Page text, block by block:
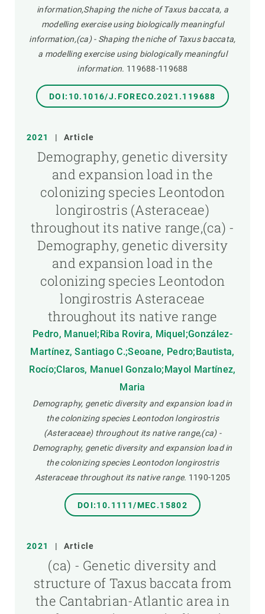
information,Shaping the niche of Taxus baccata, a
modelling exercise using biologically meaningful
information,(ca) - Shaping the niche of Taxus baccata,
a modelling exercise using biologically meaningful
information. 119688-119688
DOI:10.1016/J.FORECO.2021.119688
2021 | Article
Demography, genetic diversity
and expansion load in the
colonizing species Leontodon
longirostris (Asteraceae)
throughout its native range,(ca) -
Demography, genetic diversity
and expansion load in the
colonizing species Leontodon
longirostris Asteraceae
throughout its native range
Pedro, Manuel;Riba Rovira, Miquel;González-
Martínez, Santiago C.;Seoane, Pedro;Bautista,
Rocío;Claros, Manuel Gonzalo;Mayol Martínez,
Maria
Demography, genetic diversity and expansion load in
the colonizing species Leontodon longirostris
(Asteraceae) throughout its native range,(ca) -
Demography, genetic diversity and expansion load in
the colonizing species Leontodon longirostris
Asteraceae throughout its native range. 1190-1205
DOI:10.1111/MEC.15802
2021 | Article
(ca) - Genetic diversity and
structure of Taxus baccata from
the Cantabrian-Atlantic area in